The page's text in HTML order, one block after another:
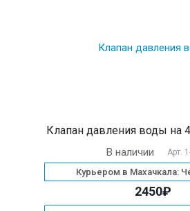
Клапан давления воды на
В наличии Арт.
Курьером в Махачкала:
2450₽